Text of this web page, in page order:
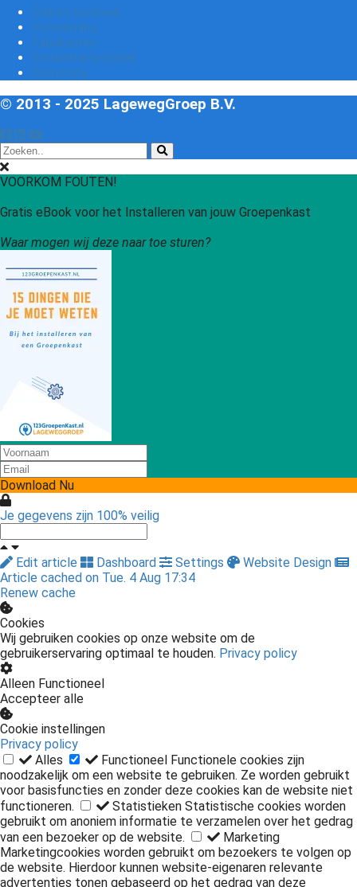
Elektrotechniek
Verwarming
Fabrikanten
Installatietechniek
Domotica
© 2013 - 2025 LagewegGroep B.V.
VOORKOM FOUTEN!
Gratis eBook voor het Installeren van jouw Groepenkast
Waar mogen wij deze naar toe sturen?
Download Nu
Je gegevens zijn 100% veilig
Edit article Dashboard Settings
Website Design
Article cached on Tue. 4 Aug 17:34
Renew cache
Cookies
Wij gebruiken cookies op onze website om de
gebruikerservaring optimaal te houden. Privacy policy
Alleen Functioneel
Accepteer alle
Cookie instellingen
Privacy policy
Alles
Functioneel Functionele cookies zijn
noodzakelijk om een website te gebruiken. Ze worden gebruikt
voor basisfuncties en zonder deze cookies kan de website niet
functioneren.
Statistieken Statistische cookies worden
gebruikt om anoniem informatie te verzamelen over het gedrag
van een bezoeker op de website.
Marketing
Marketingcookies worden gebruikt om bezoekers te volgen op
de website. Hierdoor kunnen website-eigenaren relevante
advertenties tonen gebaseerd op het gedrag van deze